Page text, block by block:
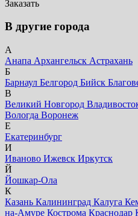
Заказать
В другие города
А
Анапа Архангельск Астрахань
Б
Барнаул Белгород Бийск
В
Великий Новгород
Вологда Воронеж
Е
Екатеринбург
И
Иваново Ижевск Иркутск
Й
Йошкар-Ола
К
Казань Калининград Калуга
на-Амуре Кострома Краснодар